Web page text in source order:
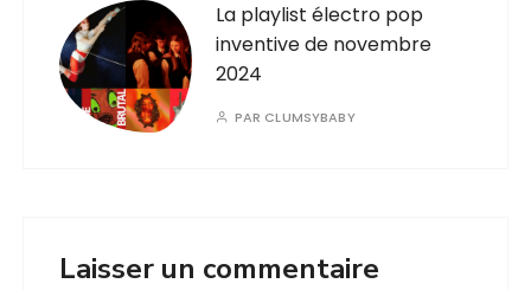
La playlist électro pop
inventive de novembre
2024
PAR CLUMSYBABY
Laisser un commentaire